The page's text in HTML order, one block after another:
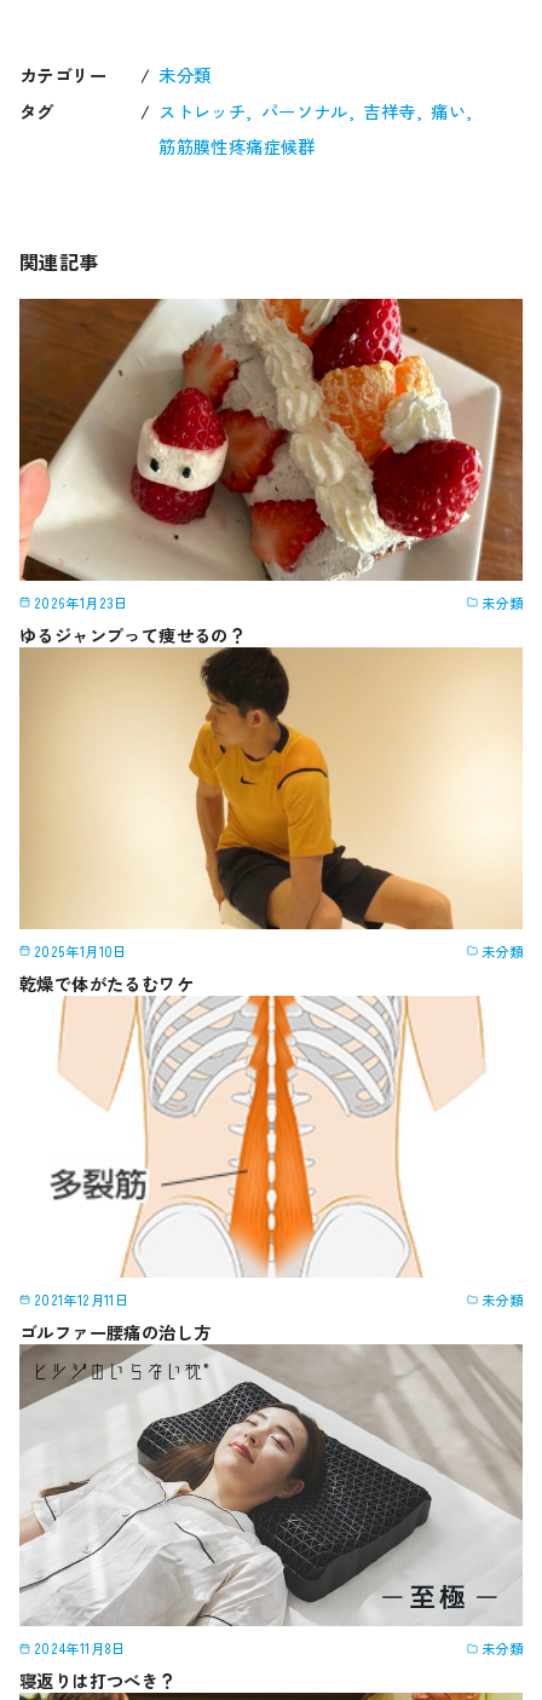
カテゴリー
未分類
タグ
ストレッチ パーソナル 吉祥寺
痛い
筋筋膜性疼痛症候群
関連記事
2026年1月23日 未分類
ゆるジャンプって痩せるの？
2025年1月10日 未分類
乾燥で体がたるむワケ
2021年12月11日 未分類
ゴルファー腰痛の治し方
2024年11月8日 未分類
寝返りは打つべき？